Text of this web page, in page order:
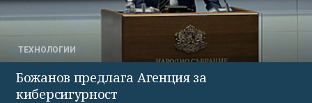
ТЕХНОЛОГИИ
Божанов предлага Агенция за
киберсигурност